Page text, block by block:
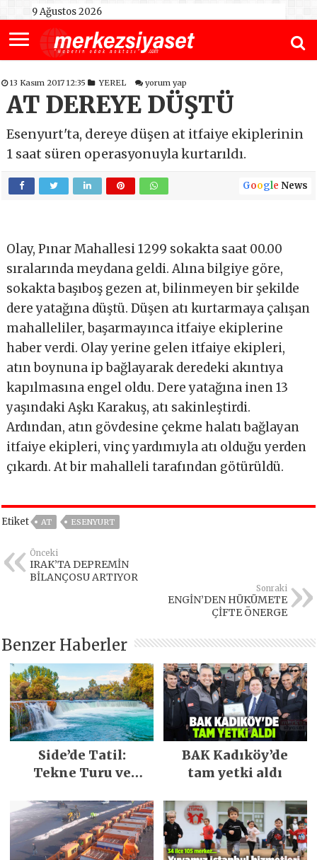
9 Ağustos 2026
13 Kasım 2017 12:35 YEREL yorum yap
AT DEREYE DÜŞTÜ
Esenyurt'ta, dereye düşen at itfaiye ekiplerinin
1 saat süren operasyonuyla kurtarıldı.
Google News
Olay, Pınar Mahallesi 1299 sokakta saat 00.00
sıralarında meydana geldi. Alına bilgiye göre,
sokakta başıboş gezen at, bilinmeyen bir şekilde
dere yatağına düştü. Düşen atı kurtarmaya çalışan
mahalleliler, başarmayınca itfaiye ekiplerine
haber verdi. Olay yerine gelen itfaiye ekipleri,
atın boynuna ip bağlayarak deredeki akıntıya
kapılmasına engel oldu. Dere yatağına inen 13
yaşındaki Aşkı Karakuş, atı sakinleştirdi.
Ardından, atın gövdesine çekme halatı bağlayan
itfaiye ekipleri, vinç yardımıyla atı olduğu yerden
çıkardı. At bir mahalleli tarafından götürüldü.
Etiket AT ESENYURT
Önceki
IRAK’TA DEPREMİN
BİLANÇOSU ARTIYOR
Sonraki
ENGİN’DEN HÜKÜMETE
ÇİFTE ÖNERGE
Benzer Haberler
Side’de Tatil:
Tekne Turu ve
BAK Kadıköy’de
tam yetki aldı